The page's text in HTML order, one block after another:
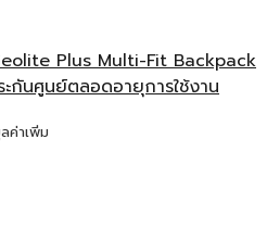
Plus Multi-Fit Backpack
กันศูนย์ตลอดอายุการใช้งาน
ค่าเพิ่ม